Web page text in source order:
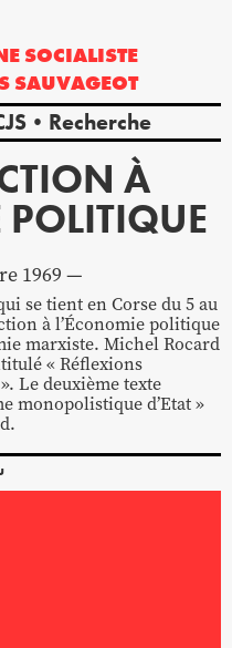
SOCIALISTE
SAUVAGEOT
Recherche
À
1969
se tient en Corse du 5 au
à l’Économie politique
marxiste. Michel Rocard
« Réflexions
Le deuxième texte
monopolistique d’Etat »